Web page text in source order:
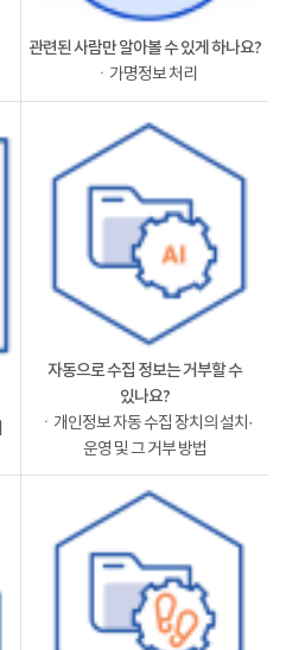
관련된 사람만 알아볼 수 있게 하나요?
ㆍ가명정보 처리
자동으로 수집 정보는 거부할 수
있나요?
ㆍ개인정보 자동 수집 장치의 설치·
운영 및 그 거부 방법